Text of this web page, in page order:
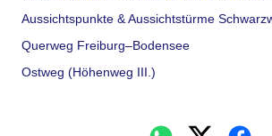
Aussichtspunkte & Aussichtstürme
Querweg Freiburg–Bodensee
Ostweg (Höhenweg III.)